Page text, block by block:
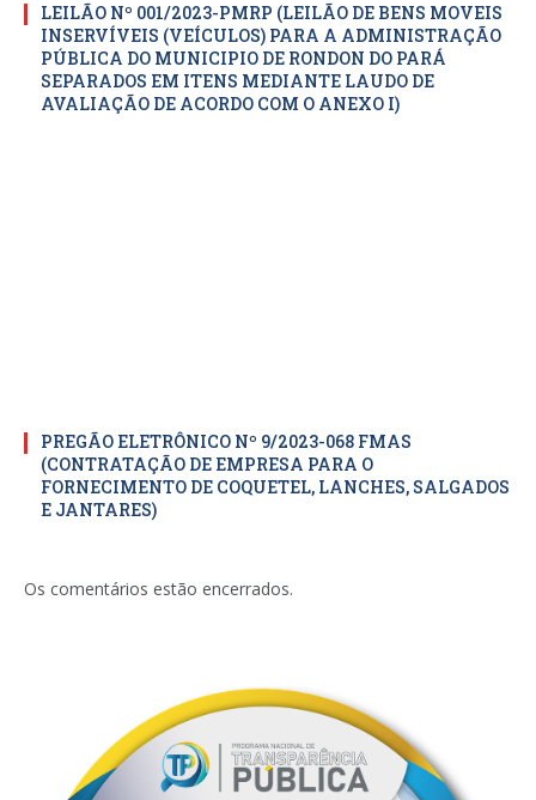
LEILÃO Nº 001/2023-PMRP (LEILÃO DE BENS MOVEIS
INSERVÍVEIS (VEÍCULOS) PARA A ADMINISTRAÇÃO
PÚBLICA DO MUNICIPIO DE RONDON DO PARÁ
SEPARADOS EM ITENS MEDIANTE LAUDO DE
AVALIAÇÃO DE ACORDO COM O ANEXO I)
PREGÃO ELETRÔNICO Nº 9/2023-068 FMAS
(CONTRATAÇÃO DE EMPRESA PARA O
FORNECIMENTO DE COQUETEL, LANCHES, SALGADOS
E JANTARES)
Os comentários estão encerrados.